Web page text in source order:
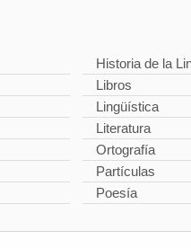
Historia de la
Libros
Lingüística
Literatura
Ortografía
Partículas
Poesía